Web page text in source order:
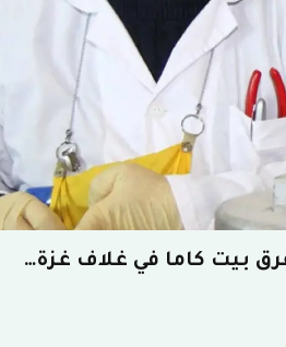
بيت كاما في غلاف غزة…